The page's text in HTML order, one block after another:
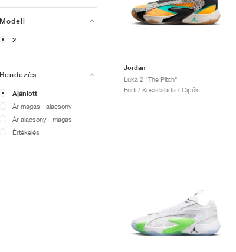
Modell
2
Rendezés
Ajánlott
Ár magas - alacsony
Ár alacsony - magas
Értékelés
Jordan
Luka 2 "The Pitch"
Férfi / Kosárlabda / Cipők